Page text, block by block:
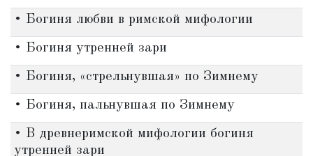
• Богиня любви в римской мифологии
• Богиня утренней зари
• Богиня, «стрельнувшая» по Зимнему
• Богиня, пальнувшая по Зимнему
• В древнеримской мифологии богиня
утренней зари